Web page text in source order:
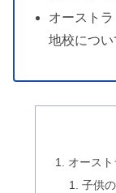
オースト
地校につい
オース
子供